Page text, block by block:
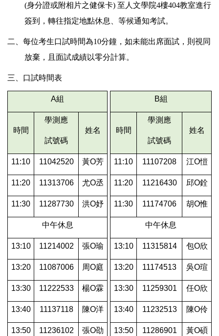
(身分證或附相片之健保卡) 至人文學院4樓404教室進行
簽到，轉往指定地點休息、等候通知考試。
二、每位考生口試時間為10分鐘，如未能出席面試，則視同
放棄，且面試成績以零分計算。
三、口試時間表
A組 B組
時間
學測應
試號碼
姓名 時間
學測應
試號碼
姓名
11:10 11042520 黃O芳 11:10 11107208 江O愷
11:20 11313706 尤O丞 11:20 11216430 邱O銓
11:30 11287730 洪O妤 11:30 11174706 胡O惟
中午休息 中午休息
13:10 11214002 張O瑜 13:10 11315814 包O欣
13:20 11087006 周O庭 13:20 11174513 吳O瑄
13:30 11222533 楊O霖 13:30 11259301 任O欣
13:40 11137118 陳O洋 13:40 11232513 陳O伶
13:50 11236102 張O劭 13:50 11286901 黃O碩